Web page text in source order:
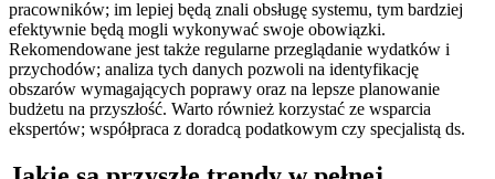
pracowników; im lepiej będą znali obsługę systemu, tym bardziej
efektywnie będą mogli wykonywać swoje obowiązki.
Rekomendowane jest także regularne przeglądanie wydatków i
przychodów; analiza tych danych pozwoli na identyfikację
obszarów wymagających poprawy oraz na lepsze planowanie
budżetu na przyszłość. Warto również korzystać ze wsparcia
ekspertów; współpraca z doradcą podatkowym czy specjalistą ds.